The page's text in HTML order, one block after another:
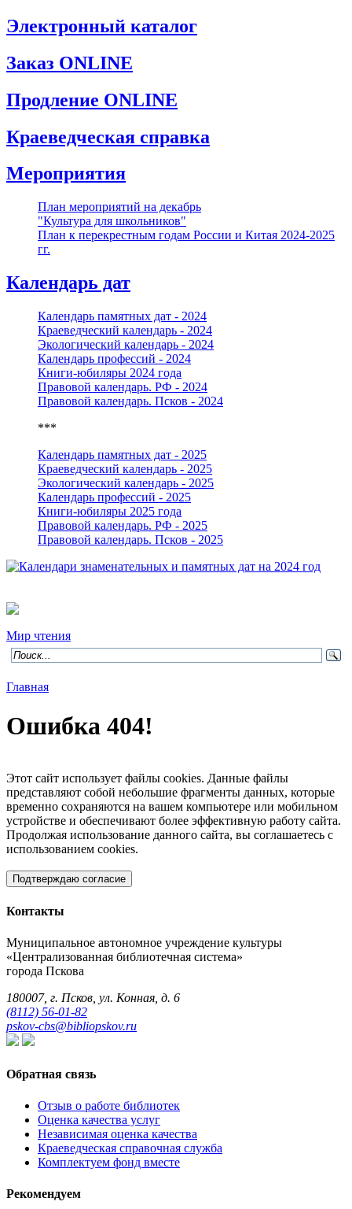
Электронный каталог
Заказ ONLINE
Продление ONLINE
Краеведческая справка
Мероприятия
План мероприятий на декабрь
"Культура для школьников"
План к перекрестным годам России и Китая 2024-2025
гг.
Календарь дат
Календарь памятных дат - 2024
Краеведческий календарь - 2024
Экологический календарь - 2024
Календарь профессий - 2024
Книги-юбиляры 2024 года
Правовой календарь. РФ - 2024
Правовой календарь. Псков - 2024
***
Календарь памятных дат - 2025
Краеведческий календарь - 2025
Экологический календарь - 2025
Календарь профессий - 2025
Книги-юбиляры 2025 года
Правовой календарь. РФ - 2025
Правовой календарь. Псков - 2025
Мир чтения
Главная
Ошибка 404!
Этот сайт использует файлы cookies. Данные файлы
представляют собой небольшие фрагменты данных, которые
временно сохраняются на вашем компьютере или мобильном
устройстве и обеспечивают более эффективную работу сайта.
Продолжая использование данного сайта, вы соглашаетесь с
использованием cookies.
Подтверждаю согласие
Контакты
Муниципальное автономное учреждение культуры
«Централизованная библиотечная система»
города Пскова
180007, г. Псков, ул. Конная, д. 6
(8112) 56-01-82
pskov-cbs@bibliopskov.ru
Обратная связь
Отзыв о работе библиотек
Оценка качества услуг
Независимая оценка качества
Краеведческая справочная служба
Комплектуем фонд вместе
Рекомендуем